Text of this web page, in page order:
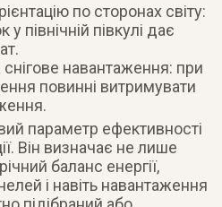
по сторонах світу:
північній півкулі дає
снігове навантаження: при
повинні витримувати
параметр ефективності
Він визначає не лише
баланс енергії,
і навіть навантаження